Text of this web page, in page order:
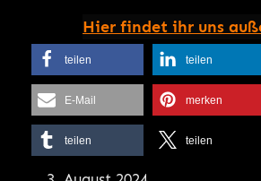
Hier findet ihr uns
teilen teilen
E-Mail merken
teilen teilen